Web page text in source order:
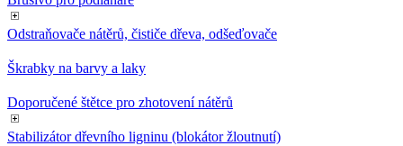
Odstraňovače nátěrů, čističe dřeva, odšeďovače
Škrabky na barvy a laky
Doporučené štětce pro zhotovení nátěrů
Stabilizátor dřevního ligninu (blokátor žloutnutí)